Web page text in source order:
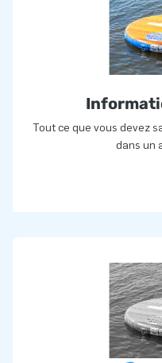
Tout ce que vous devez
dans un